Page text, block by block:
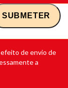
de envio de
a